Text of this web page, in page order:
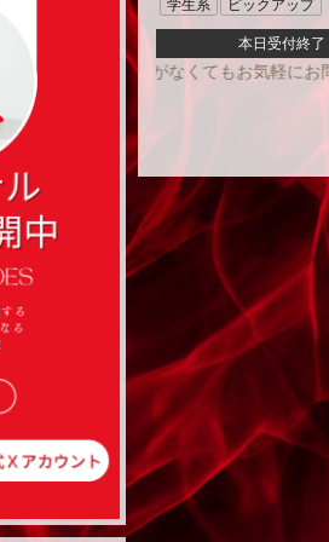
学生系 ピックアップ
本日受付終了
てもお気軽にお問い合わせください